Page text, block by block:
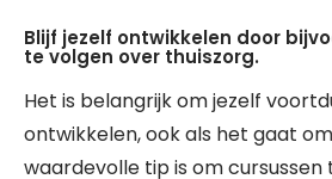
Blijf jezelf ontwikkelen door
te volgen over thuiszorg.
Het is belangrijk om jezelf
ontwikkelen, ook als het gaat
waardevolle tip is om cursussen